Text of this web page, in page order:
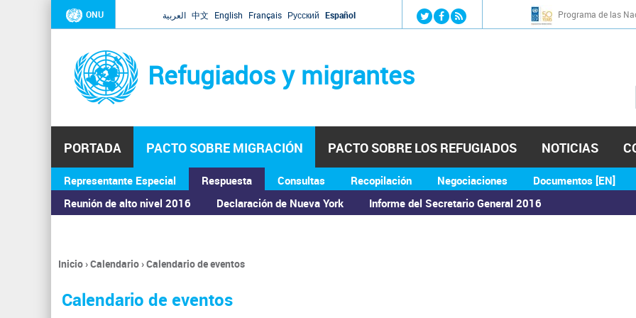
Jump to navigation
ONU العربية 中文 English Français Русский Español Programa de las
Refugiados y migrantes
PORTADA PACTO SOBRE MIGRACIÓN
Representante Especial
Respuesta
Reunión de alto nivel 2016
Declaración de Nueva York Informe del Secretario General 2016
Consultas Recopilación Negociaciones Documentos [EN]
PACTO SOBRE LOS REFUGIADOS NOTICIAS
ASAMBLEA GENERAL
Se
encuentra
usted
Inicio›Calendario›Calendario de eventos
Calendario de eventos